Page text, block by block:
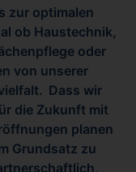
zur optimalen
ob Haustechnik,
oder
von unserer
Dass wir
die Zukunft mit
planen
Grundsatz zu